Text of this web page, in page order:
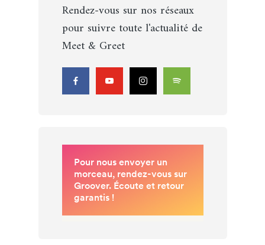
Rendez-vous sur nos réseaux
pour suivre toute l'actualité de
Meet & Greet